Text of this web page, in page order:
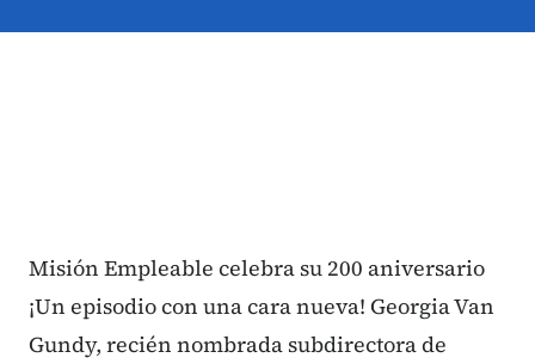
Misión Empleable celebra su 200 aniversario
¡Un episodio con una cara nueva! Georgia Van
Gundy, recién nombrada subdirectora de